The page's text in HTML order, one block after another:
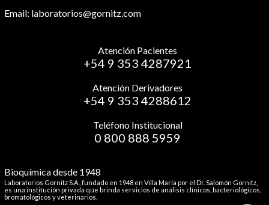
Email: laboratorios@gornitz.com
Atención Pacientes
+54 9 353 4287921
Atención Derivadores
+54 9 353 4288612
Teléfono Institucional
0 800 888 5959
Bioquímica desde 1948
Laboratorios Gornitz S.A., fundado en 1948 en Villa María por el Dr. Salomón Gornitz,
es una institución privada que brinda servicios de análisis clínicos, bacteriológicos,
bromatológicos y veterinarios.